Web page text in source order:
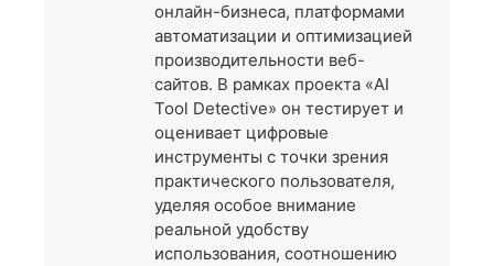
онлайн-бизнеса, платформами
автоматизации и оптимизацией
производительности веб-
сайтов. В рамках проекта «AI
Tool Detective» он тестирует и
оценивает цифровые
инструменты с точки зрения
практического пользователя,
уделяя особое внимание
реальной удобству
использования, соотношению